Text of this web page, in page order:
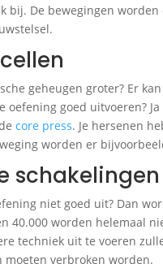
bij. De bewegingen
geheugen groter? Er
oefening goed uitvoeren?
core press. Je hersenen
worden er
schakelingen
niet goed uit? Dan
40.000 worden helemaal
techniek uit te voeren
moeten verbroken worden.